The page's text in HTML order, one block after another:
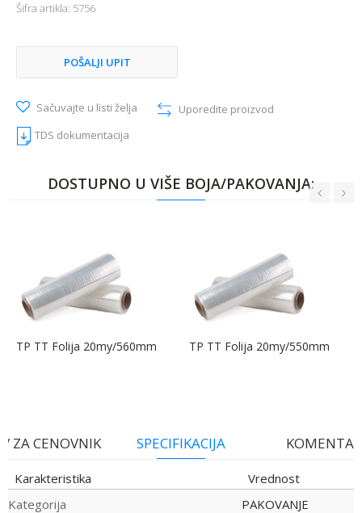
Šifra artikla: 5756
POŠALJI UPIT
Sačuvajte u listi želja
Uporedite proizvod
TDS dokumentacija
DOSTUPNO U VIŠE BOJA/PAKOVANJA:
TP TT Folija 20my/560mm TP TT Folija 20my/550mm
ZA CENOVNIK SPECIFIKACIJA
Karakteristika
Vrednost
Kategorija
PAKOVANJE